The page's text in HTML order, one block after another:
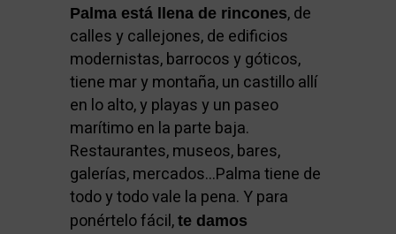
Palma está llena de rincones, de
calles y callejones, de edificios
modernistas, barrocos y góticos,
tiene mar y montaña, un castillo allí
en lo alto, y playas y un paseo
marítimo en la parte baja.
Restaurantes, museos, bares,
galerías, mercados…Palma tiene de
todo y todo vale la pena. Y para
ponértelo fácil, te damos